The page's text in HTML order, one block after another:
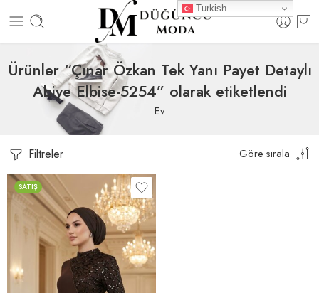
Ürünler “Çınar Özkan Tek Yanı Payet Detaylı
Abiye Elbise-5254” olarak etiketlendi
Ev
Filtreler Göre sırala
SATIŞ
Turkish